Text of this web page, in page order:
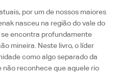
por um de nossos maiores
nasceu na região do vale do
encontra profundamente
mineira. Neste livro, o líder
como algo separado da
não reconhece que aquele rio